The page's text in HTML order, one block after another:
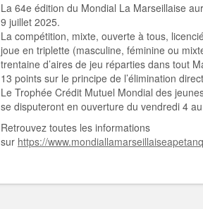
La 64e édition du Mondial La Marseillaise
9 juillet 2025.
La compétition, mixte, ouverte à tous,
joue en triplette (masculine, féminine ou
trentaine d’aires de jeu réparties dans tout
13 points sur le principe de l’élimination
Le Trophée Crédit Mutuel Mondial des
se disputeront en ouverture du vendredi 4
Retrouvez toutes les informations
sur https://